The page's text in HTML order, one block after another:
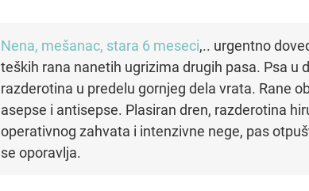
Nena, mešanac, stara 6 meseci,.. urgentno
teških rana nanetih ugrizima drugih pasa. Psa u
razderotina u predelu gornjeg dela vrata. Rane
asepse i antisepse. Plasiran dren, razderotina
operativnog zahvata i intenzivne nege, pas
se oporavlja.